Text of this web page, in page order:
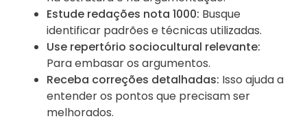
Estude redações nota 1000: Busque
identificar padrões e técnicas utilizadas.
Use repertório sociocultural relevante:
Para embasar os argumentos.
Receba correções detalhadas: Isso ajuda a
entender os pontos que precisam ser
melhorados.